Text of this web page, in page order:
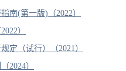
南(第一版)（2022）
）
定（试行）（2021）
2024）